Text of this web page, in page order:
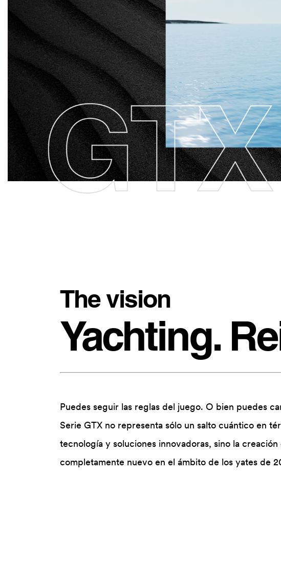
The vision
Yachting.
Puedes seguir las reglas del juego. O bien puedes
Serie GTX no representa sólo un salto cuántico en
tecnología y soluciones innovadoras, sino la
completamente nuevo en el ámbito de los yates de